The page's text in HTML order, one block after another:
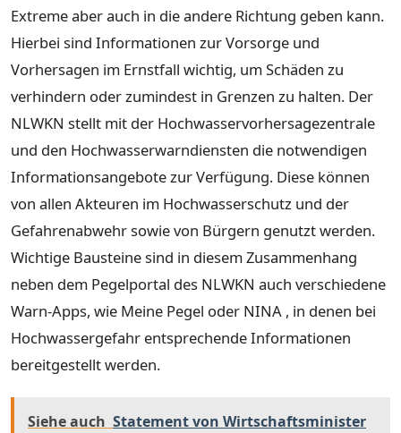
Extreme aber auch in die andere Richtung geben kann.
Hierbei sind Informationen zur Vorsorge und
Vorhersagen im Ernstfall wichtig, um Schäden zu
verhindern oder zumindest in Grenzen zu halten. Der
NLWKN stellt mit der Hochwasservorhersagezentrale
und den Hochwasserwarndiensten die notwendigen
Informationsangebote zur Verfügung. Diese können
von allen Akteuren im Hochwasserschutz und der
Gefahrenabwehr sowie von Bürgern genutzt werden.
Wichtige Bausteine sind in diesem Zusammenhang
neben dem Pegelportal des NLWKN auch verschiedene
Warn-Apps, wie Meine Pegel oder NINA , in denen bei
Hochwassergefahr entsprechende Informationen
bereitgestellt werden.
Siehe auch Statement von Wirtschaftsminister